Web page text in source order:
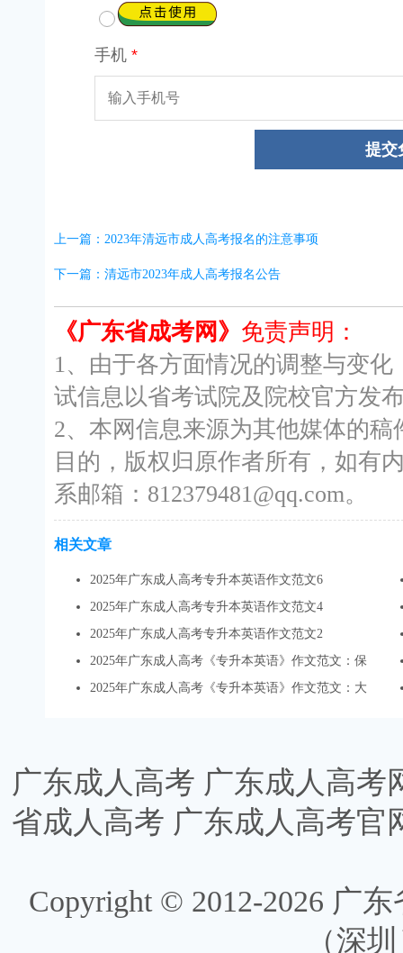
上一篇：2023年清远市成人高考报名的注意事项
下一篇：清远市2023年成人高考报名公告
《广东省成考网》 免责声明：
1、由于各方面情况的调整与变
试信息以省考试院及院校官方发
2、本网信息来源为其他媒体的
目的，版权归原作者所有，如有
系邮箱：812379481@qq.com。
相关文章
2025年广东成人高考专升本英语作文范文6
2025年广东成人高考专升本英语作文范文4
2025年广东成人高考专升本英语作文范文2
2025年广东成人高考《专升本英语》作文范文：保
2025年广东成人高考《专升本英语》作文范文：大
广东成人高考 广东成人高考
省成人高考 广东成人高考官
Copyright © 2012-2026 广东
（深